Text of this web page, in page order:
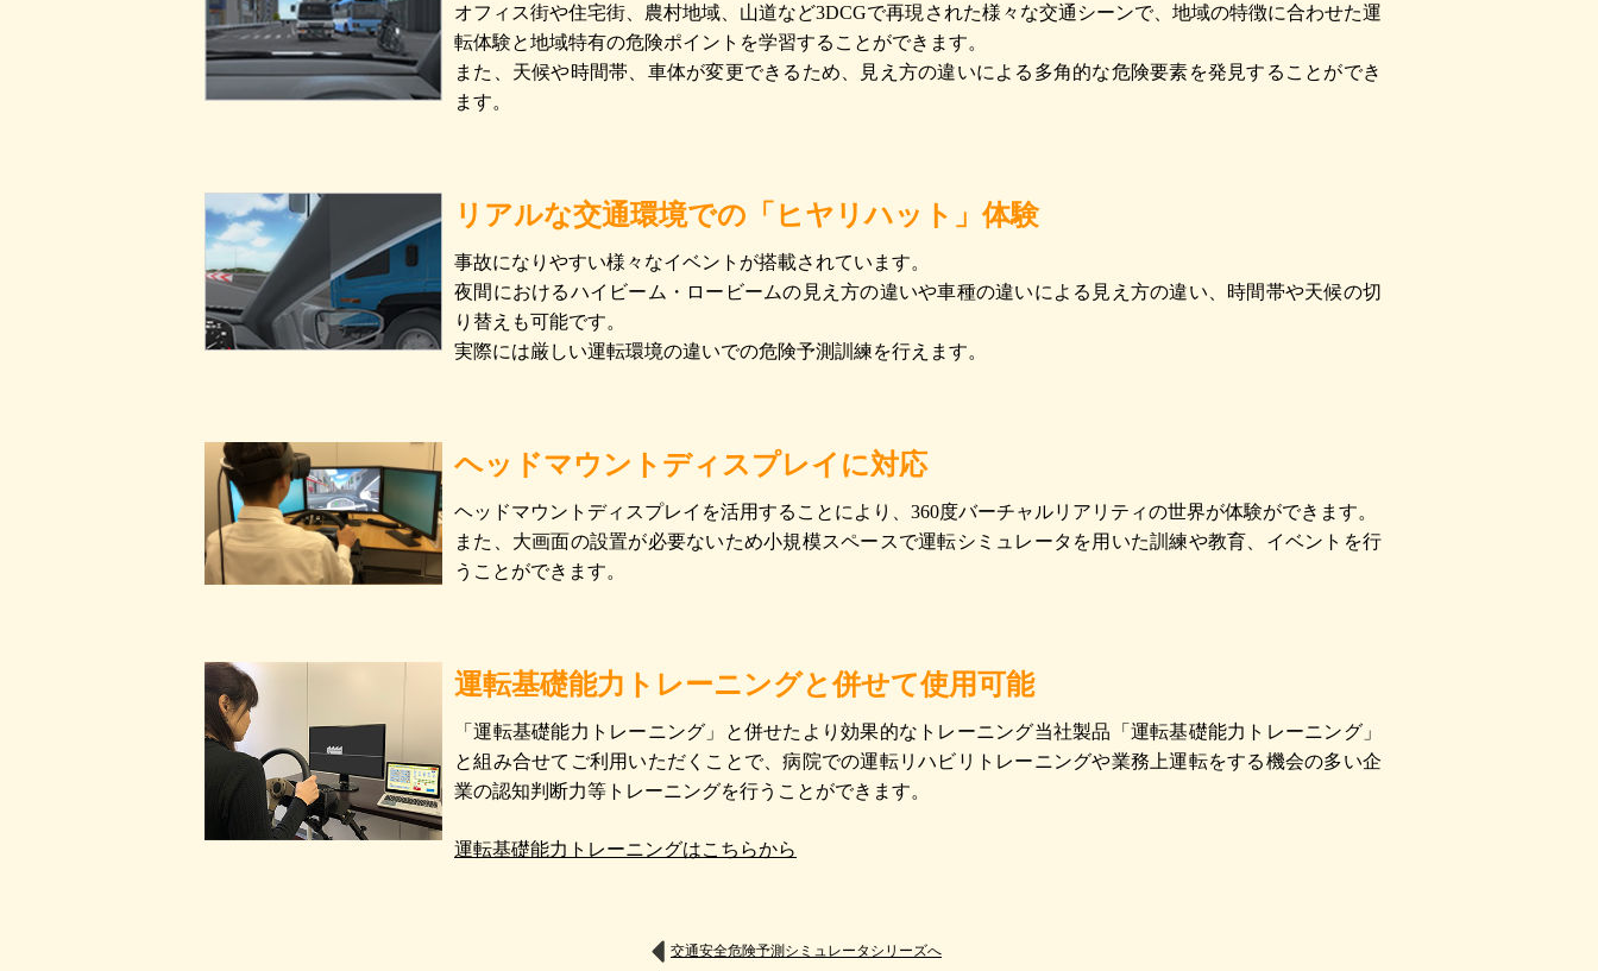
オフィス街や住宅街、農村地域、山道など3DCGで再現された様々な交通シーンで、地域の特徴に合わせた運
転体験と地域特有の危険ポイントを学習することができます。
また、天候や時間帯、車体が変更できるため、見え方の違いによる多角的な危険要素を発見することができ
ます。
リアルな交通環境での「ヒヤリハット」体験
事故になりやすい様々なイベントが搭載されています。
夜間におけるハイビーム・ロービームの見え方の違いや車種の違いによる見え方の違い、時間帯や天候の切
り替えも可能です。
実際には厳しい運転環境の違いでの危険予測訓練を行えます。
ヘッドマウントディスプレイに対応
ヘッドマウントディスプレイを活用することにより、360度バーチャルリアリティの世界が体験ができます。
また、大画面の設置が必要ないため小規模スペースで運転シミュレータを用いた訓練や教育、イベントを行
うことができます。
運転基礎能力トレーニングと併せて使用可能
「運転基礎能力トレーニング」と併せたより効果的なトレーニング当社製品「運転基礎能力トレーニング」
と組み合せてご利用いただくことで、病院での運転リハビリトレーニングや業務上運転をする機会の多い企
業の認知判断力等トレーニングを行うことができます。
運転基礎能力トレーニングはこちらから
交通安全危険予測シミュレータシリーズへ